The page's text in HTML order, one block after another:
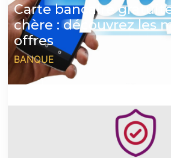
Carte bancaire
chère : découvrez les
offres
BANQUE